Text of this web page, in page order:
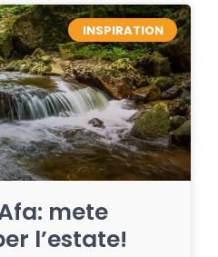
INSPIRATION
mete
l’estate!